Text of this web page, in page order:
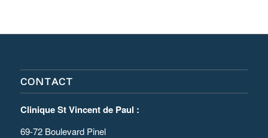
CONTACT
Clinique St Vincent de Paul :
69-72 Boulevard Pinel